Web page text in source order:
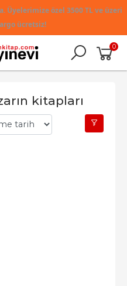
Üyelerimize özel 3500 TL ve üzeri
ücretsiz!
0
kitapları